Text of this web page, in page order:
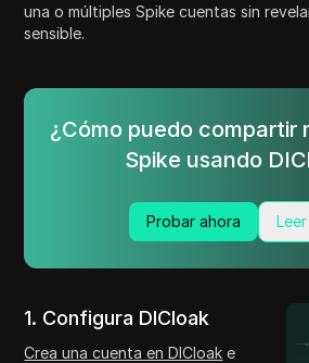
una o múltiples Spike cuentas sin
sensible.
¿Cómo puedo compartir
Spike usando
Probar ahora
1. Configura DICloak
Crea una cuenta en DICloak e